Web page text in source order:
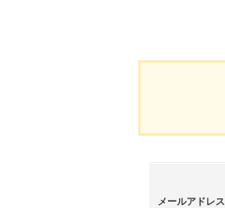
メールアドレス